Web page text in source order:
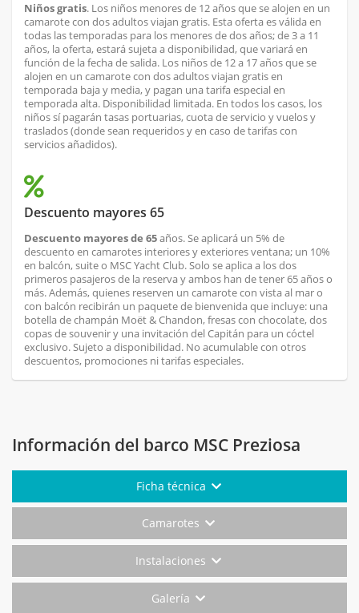
Niños gratis. Los niños menores de 12 años que se alojen en un
camarote con dos adultos viajan gratis. Esta oferta es válida en
todas las temporadas para los menores de dos años; de 3 a 11
años, la oferta, estará sujeta a disponibilidad, que variará en
función de la fecha de salida. Los niños de 12 a 17 años que se
alojen en un camarote con dos adultos viajan gratis en
temporada baja y media, y pagan una tarifa especial en
temporada alta. Disponibilidad limitada. En todos los casos, los
niños sí pagarán tasas portuarias, cuota de servicio y vuelos y
traslados (donde sean requeridos y en caso de tarifas con
servicios añadidos).
Descuento mayores 65
Descuento mayores de 65años. Se aplicará un 5% de
descuento en camarotes interiores y exteriores ventana; un 10%
en balcón, suite o MSC Yacht Club. Solo se aplica a los dos
primeros pasajeros de la reserva y ambos han de tener 65 años o
más. Además, quienes reserven un camarote con vista al mar o
con balcón recibirán un paquete de bienvenida que incluye: una
botella de champán Moët & Chandon, fresas con chocolate, dos
copas de souvenir y una invitación del Capitán para un cóctel
exclusivo. Sujeto a disponibilidad. No acumulable con otros
descuentos, promociones ni tarifas especiales.
Información del barco MSC Preziosa
Ficha técnica
Camarotes
Instalaciones
Galería